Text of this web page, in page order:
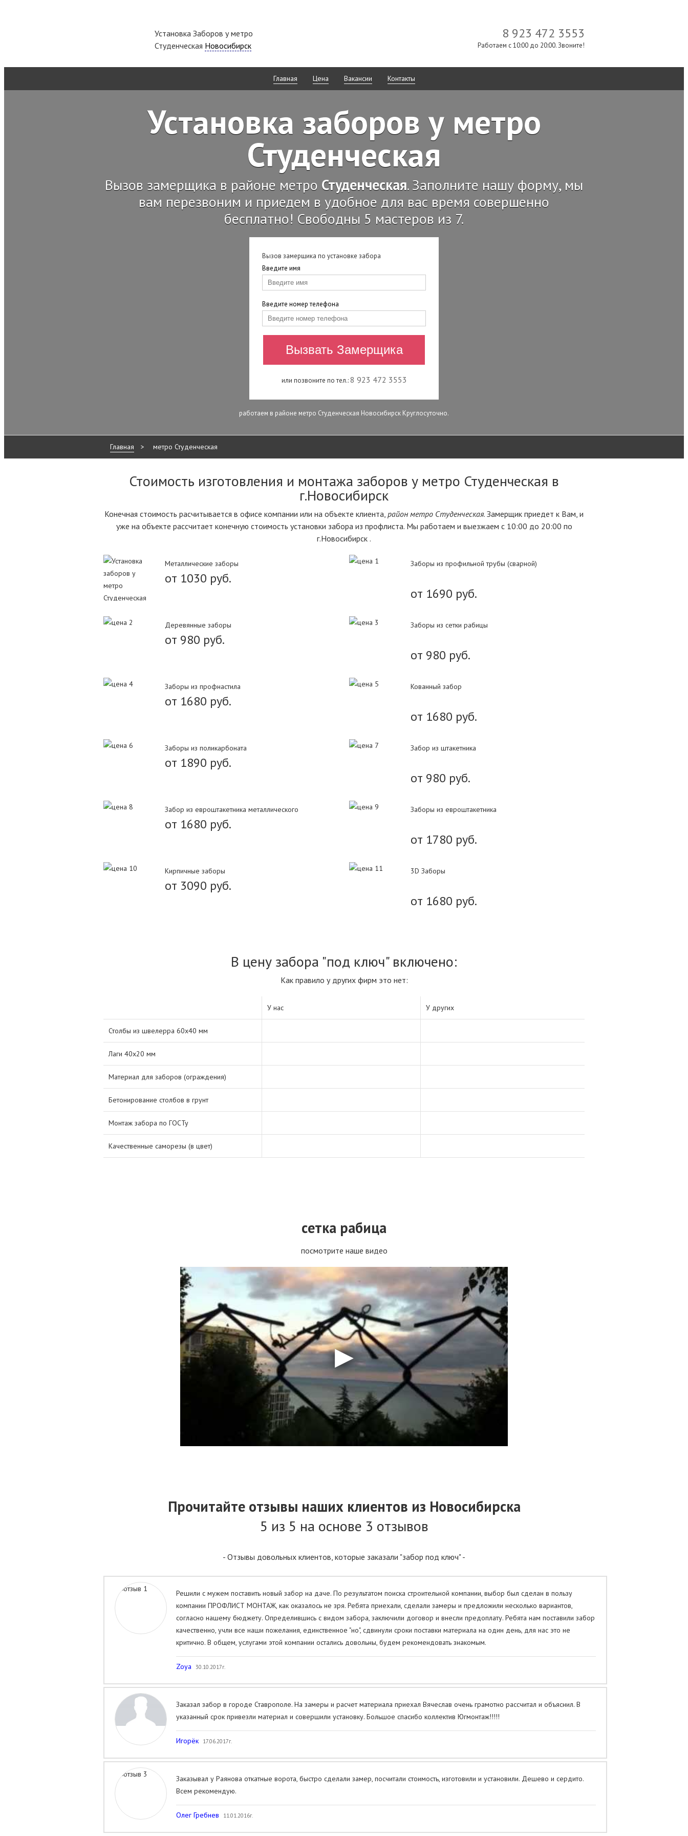
Установка Заборов у метро
Студенческая Новосибирск
8 923 472 3553
Работаем с 10:00 до 20:00. Звоните!
Главная Цена Вакансии Контакты
Установка заборов у метро
Студенческая
Вызов замерщика в районе метро Студенческая. Заполните нашу форму, мы
вам перезвоним и приедем в удобное для вас время совершенно
бесплатно! Свободны 5 мастеров из 7.
Вызов замерщика по установке забора
Введите имя
Введите номер телефона
или позвоните по тел.:8 923 472 3553
работаем в районе метро Студенческая Новосибирск Круглосуточно.
Главная > метро Студенческая
Стоимость изготовления и монтажа заборов у метро Студенческая в
г.Новосибирск
Конечная стоимость расчитывается в офисе компании или на объекте клиента, район метро Студенческая. Замерщик приедет к Вам, и
уже на объекте рассчитает конечную стоимость установки забора из профлиста. Мы работаем и выезжаем с 10:00 до 20:00 по
г.Новосибирск .
Металлические заборы
от 1030 руб.
Заборы из профильной трубы (сварной)
от 1690 руб.
Деревянные заборы
от 980 руб.
Заборы из сетки рабицы
от 980 руб.
Заборы из профнастила
от 1680 руб.
Кованный забор
от 1680 руб.
Заборы из поликарбоната
от 1890 руб.
Забор из штакетника
от 980 руб.
Забор из евроштакетника металлического
от 1680 руб.
Заборы из евроштакетника
от 1780 руб.
Кирпичные заборы
от 3090 руб.
3D Заборы
от 1680 руб.
В цену забора "под ключ" включено:
Как правило у других фирм это нет:
У нас У других
Столбы из швелерра 60х40 мм
Лаги 40х20 мм
Материал для заборов (ограждения)
Бетонирование столбов в грунт
Монтаж забора по ГОСТу
Качественные саморезы (в цвет)
сетка рабица
посмотрите наше видео
Прочитайте отзывы наших клиентов из Новосибирска
5 из 5 на основе 3 отзывов
- Отзывы довольных клиентов, которые заказали "забор под ключ" -
Решили с мужем поставить новый забор на даче. По результатом поиска строительной компании, выбор был сделан в пользу
компании ПРОФЛИСТ МОНТАЖ, как оказалось не зря. Ребята приехали, сделали замеры и предложили несколько вариантов,
согласно нашему бюджету. Определившись с видом забора, заключили договор и внесли предоплату. Ребята нам поставили забор
качественно, учли все наши пожелания, единственное "но", сдвинули сроки поставки материала на один день, для нас это не
критично. В общем, услугами этой компании остались довольны, будем рекомендовать знакомым.
Zoya 30.10.2017г.
Заказал забор в городе Ставрополе. На замеры и расчет материала приехал Вячеслав очень грамотно рассчитал и объяснил. В
указанный срок привезли материал и совершили установку. Большое спасибо коллектив Югмонтаж!!!!!
Игорёк 17.06.2017г.
Заказывал у Раянова откатные ворота, быстро сделали замер, посчитали стоимость, изготовили и установили. Дешево и сердито.
Всем рекомендую.
Олег Гребнев 11.01.2016г.